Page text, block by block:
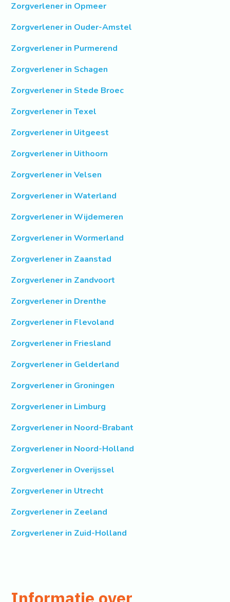
Zorgverlener in Opmeer
Zorgverlener in Ouder-Amstel
Zorgverlener in Purmerend
Zorgverlener in Schagen
Zorgverlener in Stede Broec
Zorgverlener in Texel
Zorgverlener in Uitgeest
Zorgverlener in Uithoorn
Zorgverlener in Velsen
Zorgverlener in Waterland
Zorgverlener in Wijdemeren
Zorgverlener in Wormerland
Zorgverlener in Zaanstad
Zorgverlener in Zandvoort
Zorgverlener in Drenthe
Zorgverlener in Flevoland
Zorgverlener in Friesland
Zorgverlener in Gelderland
Zorgverlener in Groningen
Zorgverlener in Limburg
Zorgverlener in Noord-Brabant
Zorgverlener in Noord-Holland
Zorgverlener in Overijssel
Zorgverlener in Utrecht
Zorgverlener in Zeeland
Zorgverlener in Zuid-Holland